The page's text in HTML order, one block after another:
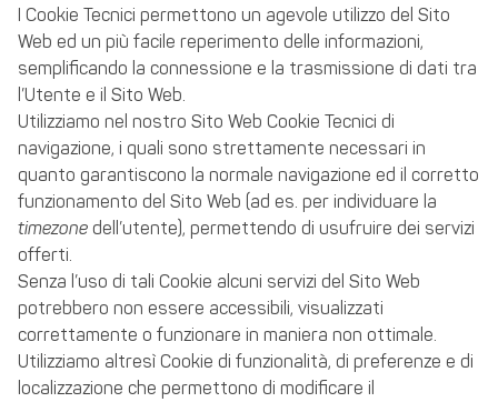
I Cookie Tecnici permettono un agevole utilizzo del Sito
Web ed un più facile reperimento delle informazioni,
semplificando la connessione e la trasmissione di dati tra
l’Utente e il Sito Web.
Utilizziamo nel nostro Sito Web Cookie Tecnici di
navigazione, i quali sono strettamente necessari in
quanto garantiscono la normale navigazione ed il corretto
funzionamento del Sito Web (ad es. per individuare la
timezone dell’utente), permettendo di usufruire dei servizi
offerti.
Senza l’uso di tali Cookie alcuni servizi del Sito Web
potrebbero non essere accessibili, visualizzati
correttamente o funzionare in maniera non ottimale.
Utilizziamo altresì Cookie di funzionalità, di preferenze e di
localizzazione che permettono di modificare il